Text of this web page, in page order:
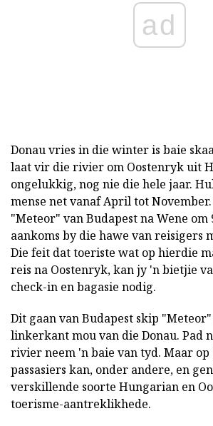
ad
Donau vries in die winter is baie
laat vir die rivier om Oostenryk uit
ongelukkig, nog nie die hele jaar.
mense net vanaf April tot
"Meteor" van Budapest na Wene om
aankoms by die hawe van reisigers
Die feit dat toeriste wat op hierdie
reis na Oostenryk, kan jy 'n bietjie
check-in en bagasie nodig.
Dit gaan van Budapest skip
linkerkant mou van die Donau. Pad
rivier neem 'n baie van tyd. Maar op
passasiers kan, onder andere, en
verskillende soorte Hungarian en
toerisme-aantreklikhede.